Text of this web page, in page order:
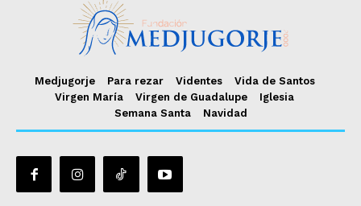
Medjugorje Para rezar Videntes
Vida de Santos
Virgen María
Virgen de Guadalupe
Iglesia
Semana Santa
Navidad